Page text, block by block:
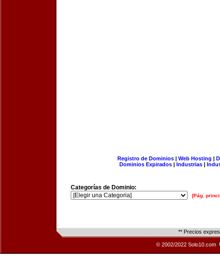
Registro de Dominios| Web Hosting |
Dominios Expirados | Industrias |
Categorías de Dominio:
[Pág.
** Precios
© 2002/2022 Solo10.com